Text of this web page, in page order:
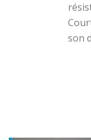
son